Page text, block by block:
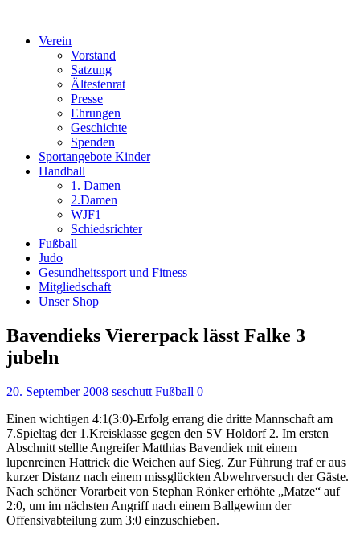
Verein
Vorstand
Satzung
Ältestenrat
Presse
Ehrungen
Geschichte
Spenden
Sportangebote Kinder
Handball
1. Damen
2.Damen
WJF1
Schiedsrichter
Fußball
Judo
Gesundheitssport und Fitness
Mitgliedschaft
Unser Shop
Bavendieks Viererpack lässt Falke 3
jubeln
20. September 2008 seschutt Fußball 0
Einen wichtigen 4:1(3:0)-Erfolg errang die dritte Mannschaft am
7.Spieltag der 1.Kreisklasse gegen den SV Holdorf 2. Im ersten
Abschnitt stellte Angreifer Matthias Bavendiek mit einem
lupenreinen Hattrick die Weichen auf Sieg. Zur Führung traf er aus
kurzer Distanz nach einem missglückten Abwehrversuch der Gäste.
Nach schöner Vorarbeit von Stephan Rönker erhöhte „Matze“ auf
2:0, um im nächsten Angriff nach einem Ballgewinn der
Offensivabteilung zum 3:0 einzuschieben.